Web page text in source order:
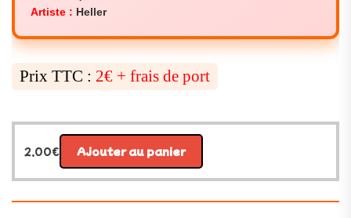
Artiste : Heller
Prix TTC : 2€ + frais de port
2,00€ Ajouter au panier